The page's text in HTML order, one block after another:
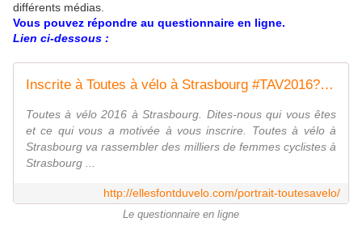
différents médias.
Vous pouvez répondre au questionnaire en ligne.
Lien ci-dessous :
Inscrite à Toutes à vélo à Strasbourg #TAV2016? Partagez votre motivation. - Elles font du vélo
Toutes à vélo 2016 à Strasbourg. Dites-nous qui vous êtes
et ce qui vous a motivée à vous inscrire. Toutes à vélo à
Strasbourg va rassembler des milliers de femmes cyclistes à
Strasbourg ...
http://ellesfontduvelo.com/portrait-toutesavelo/
Le questionnaire en ligne